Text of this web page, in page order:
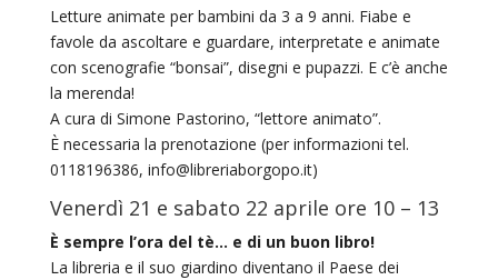
Letture animate per bambini da 3 a 9 anni. Fiabe e
favole da ascoltare e guardare, interpretate e animate
con scenografie “bonsai”, disegni e pupazzi. E c’è anche
la merenda!
A cura di Simone Pastorino, “lettore animato”.
È necessaria la prenotazione (per informazioni tel.
0118196386, info@libreriaborgopo.it)
Venerdì 21 e sabato 22 aprile ore 10 – 13
È sempre l’ora del tè… e di un buon libro!
La libreria e il suo giardino diventano il Paese dei